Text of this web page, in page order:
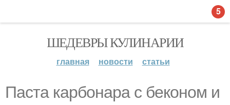
ШЕДЕВРЫ КУЛИНАРИИ
главная новости статьи
Паста карбонара с беконом и
5